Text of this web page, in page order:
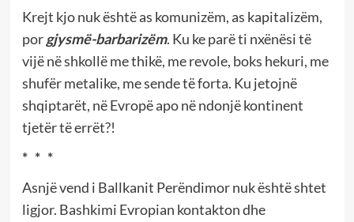
Krejt kjo nuk është as komunizëm, as kapitalizëm,
porgjysmë-barbarizëm. Ku ke parë ti nxënësi të
vijë në shkollë me thikë, me revole, boks hekuri, me
shufër metalike, me sende të forta. Ku jetojnë
shqiptarët, në Evropë apo në ndonjë kontinent
tjetër të errët?!
* * *
Asnjë vend i Ballkanit Perëndimor nuk është shtet
ligjor. Bashkimi Evropian kontakton dhe